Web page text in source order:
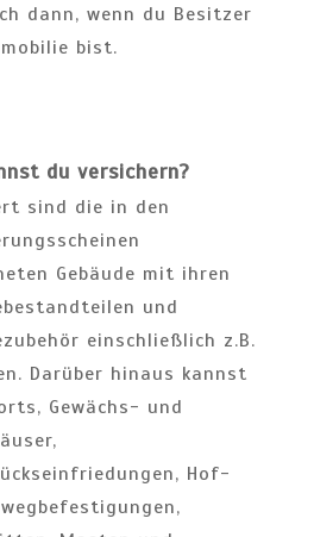
dann, wenn du Besitzer
bist.
du versichern?
sind die in den
Gebäude mit ihren
und
einschließlich z.B.
Darüber hinaus kannst
Gewächs- und
Hof-